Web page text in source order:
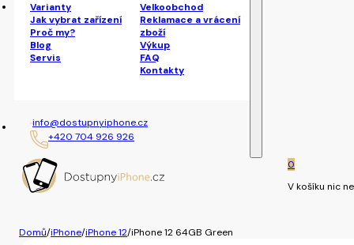
Varianty
Jak vybrat zařízení
Proč my?
Blog
Servis
Velkoobchod
Reklamace a vrácení
zboží
Výkup
FAQ
Kontakty
info@dostupnyiphone.cz
+420 704 926 926
0
V košíku nic
Domů/iPhone/iPhone 12/iPhone 12 64GB Green